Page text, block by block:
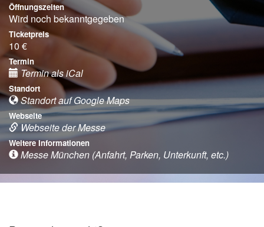
Öffnungszeiten
Wird noch bekanntgegeben
Ticketpreis
10 €
Termin
Termin als iCal
Standort
Standort auf Google Maps
Webseite
Webseite der Messe
Weitere Informationen
Messe München (Anfahrt, Parken, Unterkunft, etc.)